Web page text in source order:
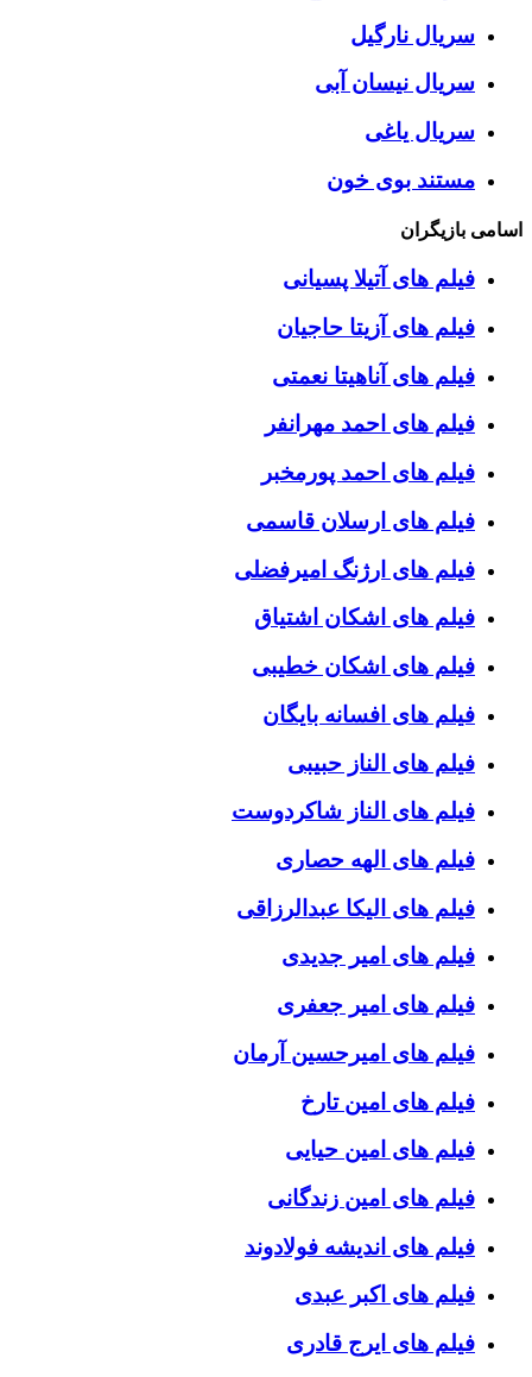
سریال نارگیل
سریال نیسان آبی
سریال یاغی
مستند بوی خون
اسامی بازیگران
فیلم های آتیلا پسیانی
فیلم های آزیتا حاجیان
فیلم های آناهیتا نعمتی
فیلم های احمد مهرانفر
فیلم های احمد پورمخبر
فیلم های ارسلان قاسمی
فیلم های ارژنگ امیرفضلی
فیلم های اشکان اشتیاق
فیلم های اشکان خطیبی
فیلم های افسانه بایگان
فیلم های الناز حبیبی
فیلم های الناز شاکردوست
فیلم های الهه حصاری
فیلم های الیکا عبدالرزاقی
فیلم های امیر جدیدی
فیلم های امیر جعفری
فیلم های امیرحسین آرمان
فیلم های امین تارخ
فیلم های امین حیایی
فیلم های امین زندگانی
فیلم های اندیشه فولادوند
فیلم های اکبر عبدی
فیلم های ایرج قادری